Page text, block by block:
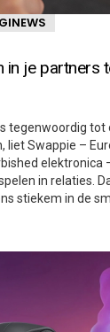
in je partners
tegenwoordig tot
liet Swappie –
elektronica
in relaties.
stiekem in de